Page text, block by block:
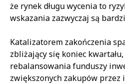
że rynek długu wycenia to
wskazania zazwyczaj są
Katalizatorem zakończenia
zbliżający się koniec
rebalansowania funduszy
zwiększonych zakupów przez